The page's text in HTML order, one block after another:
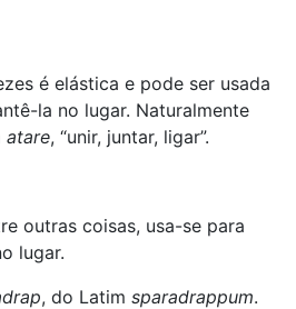
é elástica e pode ser usada
la no lugar. Naturalmente
atare, “unir, juntar, ligar”.
outras coisas, usa-se para
lugar.
, do Latim sparadrappum.